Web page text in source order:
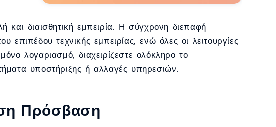
και διαισθητική εμπειρία. Η σύγχρονη διεπαφή
επιπέδου τεχνικής εμπειρίας, ενώ όλες οι λειτουργίες
λογαριασμό, διαχειρίζεστε ολόκληρο το
υποστήριξης ή αλλαγές υπηρεσιών.
Πρόσβαση